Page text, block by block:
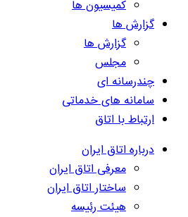
کمیسیون ها
گزارش ها
گزارش ها
مجلس
چندرسانه ای
سامانه های خدماتی
ارتباط با اتاق
درباره اتاق ایران
معرفی اتاق ایران
ساختار اتاق ایران
هیئت رئیسه